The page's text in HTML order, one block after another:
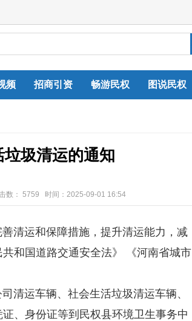
频 招商引资 畅游民权 图说民权
圾清运的通知
数： 5759 时间：2025-09-01 16:54
清运和保障措施，提升清运能力，减
和国道路交通安全法》 《河南省城市
运车辆、社会生活垃圾清运车辆、
、身份证等到民权县环境卫生事务中